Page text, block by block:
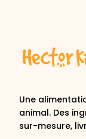
Une
animal. Des
sur-mesure,